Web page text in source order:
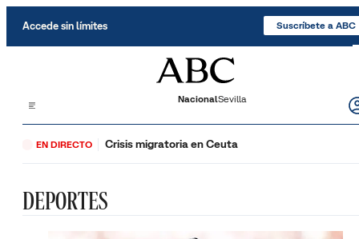
Accede sin límites Suscríbete a ABC
NacionalSevilla
EN DIRECTO Crisis migratoria en Ceuta
DEPORTES